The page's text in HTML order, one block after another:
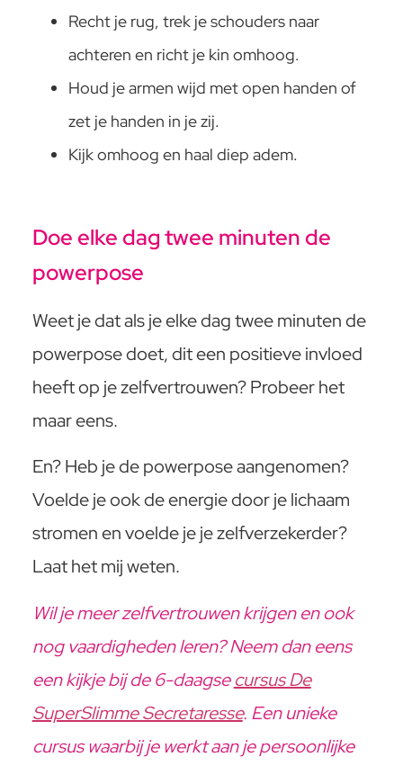
Recht je rug, trek je schouders naar
achteren en richt je kin omhoog.
Houd je armen wijd met open handen of
zet je handen in je zij.
Kijk omhoog en haal diep adem.
Doe elke dag twee minuten de
powerpose
Weet je dat als je elke dag twee minuten de
powerpose doet, dit een positieve invloed
heeft op je zelfvertrouwen? Probeer het
maar eens.
En? Heb je de powerpose aangenomen?
Voelde je ook de energie door je lichaam
stromen en voelde je je zelfverzekerder?
Laat het mij weten.
Wil je meer zelfvertrouwen krijgen en ook
nog vaardigheden leren? Neem dan eens
een kijkje bij de 6-daagsecursus De
SuperSlimme Secretaresse. Een unieke
cursus waarbij je werkt aan je persoonlijke